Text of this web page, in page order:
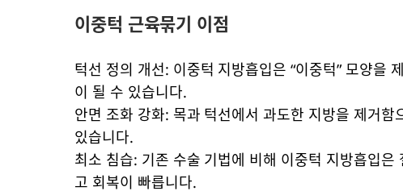
​이중턱 근육묶기 이점
턱선 정의 개선: 이중턱 지방흡입은 “이중턱” 모양을
이 될 수 있습니다.
안면 조화 강화: 목과 턱선에서 과도한 지방을 제거
있습니다.
최소 침습: 기존 수술 기법에 비해 이중턱 지방흡입
고 회복이 빠릅니다.